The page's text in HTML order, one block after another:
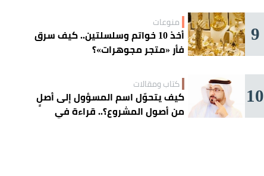
9 منوعات
أخذ 10 خواتم وسلسلتين.. كيف سرق
فأر «متجر مجوهرات»؟
10 كتاب ومقالات
كيف يتحوّل اسم المسؤول إلى أصلٍ
من أصول المشروع؟.. قراءة في